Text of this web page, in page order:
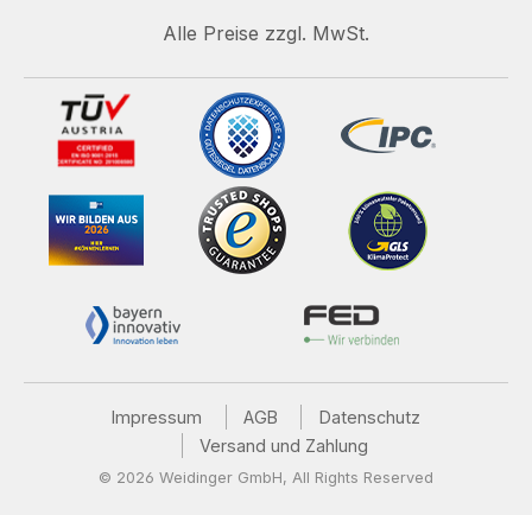
Alle Preise zzgl. MwSt.
Impressum AGB
Datenschutz
Versand und Zahlung
© 2026 Weidinger GmbH, All Rights Reserved